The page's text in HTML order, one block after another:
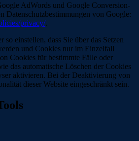
AdWords und Google Conversion-
Datenschutzbestimmungen von Google:
privacy/.
so einstellen, dass Sie über das Setzen
und Cookies nur im Einzelfall
Cookies für bestimmte Fälle oder
das automatische Löschen der Cookies
aktivieren. Bei der Deaktivierung von
dieser Website eingeschränkt sein.